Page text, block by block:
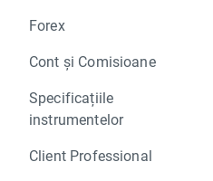
Forex
Cont și Comisioane
Specificațiile
instrumentelor
Client Professional